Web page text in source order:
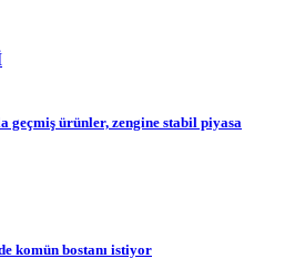
geçmiş ürünler, zengine stabil piyasa
komün bostanı istiyor